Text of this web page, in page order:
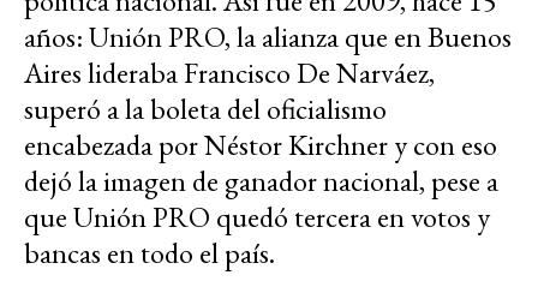
años: Unión PRO, la alianza que en Buenos
Aires lideraba Francisco De Narváez,
superó a la boleta del oficialismo
encabezada por Néstor Kirchner y con eso
dejó la imagen de ganador nacional, pese a
que Unión PRO quedó tercera en votos y
bancas en todo el país.